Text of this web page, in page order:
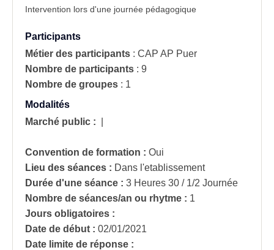
Intervention lors d'une journée pédagogique
Participants
Métier des participants : CAP AP Puer
Nombre de participants : 9
Nombre de groupes : 1
Modalités
Marché public :
Convention de formation : Oui
Lieu des séances : Dans l'etablissement
Durée d'une séance : 3 Heures 30 / 1/2 Journée
Nombre de séances/an ou rhytme : 1
Jours obligatoires :
Date de début : 02/01/2021
Date limite de réponse :